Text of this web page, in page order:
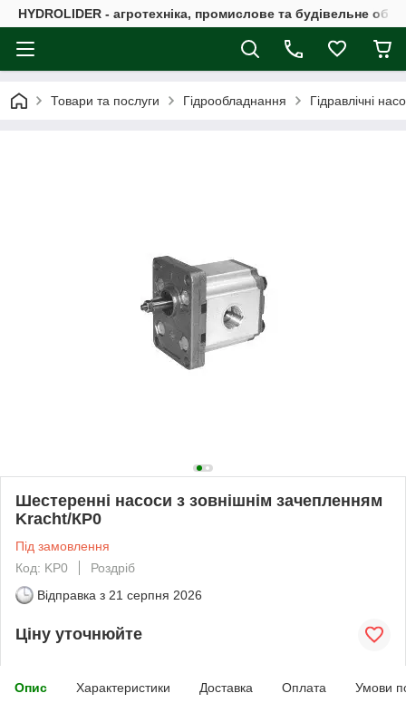
HYDROLIDER - агротехніка, промислове та будівельне
Товари та послуги Гідрообладнання Гідравлічні
Шестеренні насоси з зовнішнім зачепленням
Kracht/КР0
Під замовлення
Код: KP0
Роздріб
Відправка з 21 серпня 2026
Ціну уточнюйте
Опис Характеристики Доставка Оплата Умови